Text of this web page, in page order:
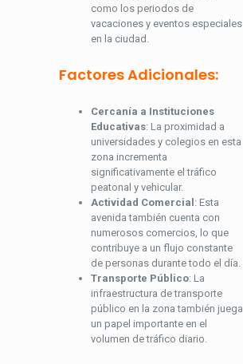
como los periodos de
vacaciones y eventos especiales
en la ciudad.
Factores Adicionales:
Cercanía a Instituciones
Educativas: La proximidad a
universidades y colegios en esta
zona incrementa
significativamente el tráfico
peatonal y vehicular.
Actividad Comercial : Esta
avenida también cuenta con
numerosos comercios, lo que
contribuye a un flujo constante
de personas durante todo el día.
Transporte Público: La
infraestructura de transporte
público en la zona también juega
un papel importante en el
volumen de tráfico diario.